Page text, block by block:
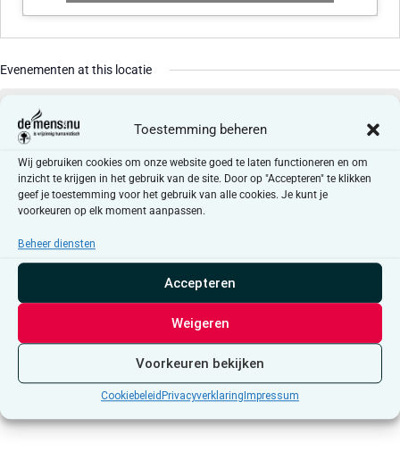
Toestemming beheren
Wij gebruiken cookies om onze website goed te laten functioneren en om
inzicht te krijgen in het gebruik van de site. Door op "Accepteren" te klikken
geef je toestemming voor het gebruik van alle cookies. Je kunt je
voorkeuren op elk moment aanpassen.
Beheer diensten
Accepteren
Weigeren
Voorkeuren bekijken
Cookiebeleid Privacyverklaring Impressum
Evenementen at this locatie
BerichtEr zijn geen resultaten gevonden.
Aankomende
Selecteer
een
datum.VorigeEvenementen
Abonneer op kalender